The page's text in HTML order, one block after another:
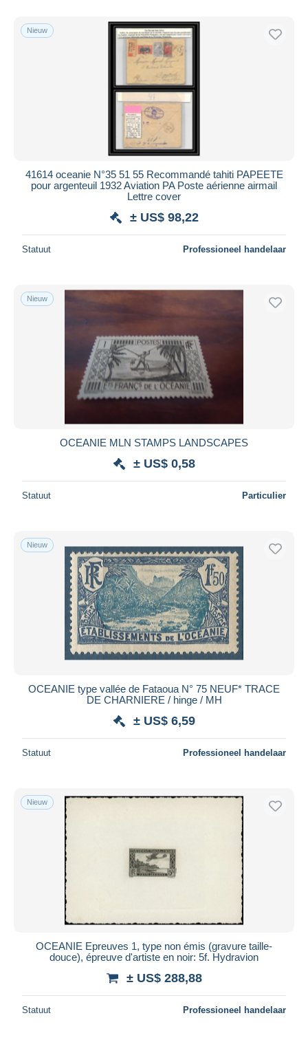
Gratis levering
Bankoverschrijving
Mastercard
Bancontact
Maestro
Woonplaats van de verkoper
Wereldwijd
Toepassen
Nieuw
41614 oceanie N°35 51 55 Recommandé tahiti PAPEETE
pour argenteuil 1932 Aviation PA Poste aérienne airmail
Lettre cover
± US$ 98,22
Statuut Professioneel handelaar
Nieuw
OCEANIE MLN STAMPS LANDSCAPES
± US$ 0,58
Statuut Particulier
Nieuw
OCEANIE type vallée de Fataoua N° 75 NEUF* TRACE
DE CHARNIERE / hinge / MH
± US$ 6,59
Statuut Professioneel handelaar
Nieuw
OCEANIE Epreuves 1, type non émis (gravure taille-
douce), épreuve d'artiste en noir: 5f. Hydravion
± US$ 288,88
Statuut Professioneel handelaar